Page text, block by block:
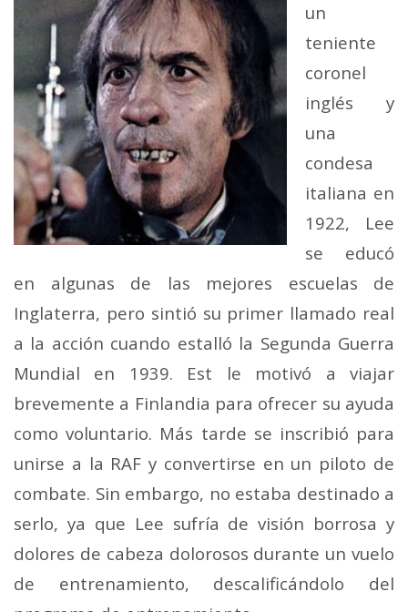
un
teniente
coronel
inglés y
una
condesa
italiana en
1922, Lee
se educó
en algunas de las mejores escuelas de
Inglaterra, pero sintió su primer llamado real
a la acción cuando estalló la Segunda Guerra
Mundial en 1939. Est le motivó a viajar
brevemente a Finlandia para ofrecer su ayuda
como voluntario. Más tarde se inscribió para
unirse a la RAF y convertirse en un piloto de
combate. Sin embargo, no estaba destinado a
serlo, ya que Lee sufría de visión borrosa y
dolores de cabeza dolorosos durante un vuelo
de entrenamiento, descalificándolo del